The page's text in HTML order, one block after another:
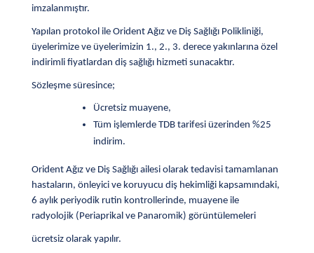
imzalanmıştır.
Yapılan protokol ile Orident Ağız ve Diş Sağlığı Polikliniği,
üyelerimize ve üyelerimizin 1., 2., 3. derece yakınlarına özel
indirimli fiyatlardan diş sağlığı hizmeti sunacaktır.
Sözleşme süresince;
Ücretsiz muayene,
Tüm işlemlerde TDB tarifesi üzerinden %25
indirim.
Orident Ağız ve Diş Sağlığı ailesi olarak tedavisi tamamlanan
hastaların, önleyici ve koruyucu diş hekimliği kapsamındaki,
6 aylık periyodik rutin kontrollerinde, muayene ile
radyolojik (Periaprikal ve Panaromik) görüntülemeleri
ücretsiz olarak yapılır.